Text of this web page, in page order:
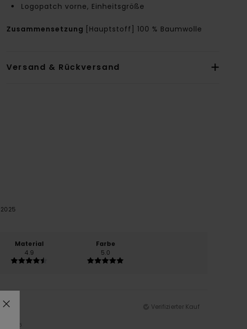
Logopatch vorne, Einheitsgröße
Zusammensetzung [Hauptstoff] 100 % Baumwolle
Versand & Rückversand
Material
4.9
Farbe
5.0
Verifizierter Kauf
/5